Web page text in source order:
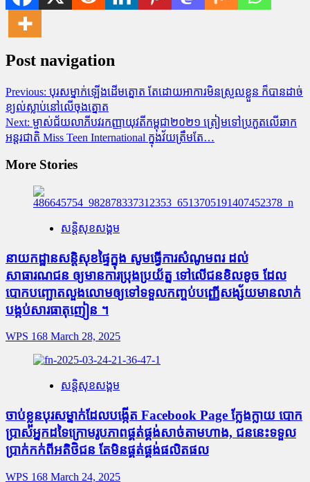
Post navigation
Previous: បុរសម្នាក់ឡើងដើមត្នោត តែដោយអាការមិនស្រួលខ្លួន ក៏បានដាច់
ខ្យល់ស្លាប់នៅលើចុងត្នោត
Next: ម្ចាស់ជ័យលាភីបវរកញ្ញាយុវតីកម្ពុជា២០២១ ត្រៀមទៅប្រកួតលើឆាក
អន្តរជាតិ Miss Teen International ក្នុងវ័យត្រឹមតែ…
More Stories
សន្តិសុខសង្គម
នាយកដ្ឋានសន្តិសុខផ្ទៃក្នុង សូមធ្វើការសំណូមពរ ដល់
សាធារណជន ឲ្យមានការប្រុងប្រយ័ត្ន ទៅលើជនខិលខូច ដែល
បោកបញ្ឆោតលួងលោមឲ្យទៅទទួលកញ្ចប់បញ្ញើសង្ស័យមានលាក់
បង្កប់សារធាតុញៀន ។
WPS 168 March 28, 2025
សន្តិសុខសង្គម
ចាប់ខ្លួនបុរសម្នាក់ដែលបង្កើត Facebook Page ក្លែងក្លាយ បោក
ប្រាស់អ្នកដទៃក្រោមរូបភាពផ្គត់ផ្គង់សាច់តាមហាង, ជននេះទទួល
ប្រាក់កក់ពីអតិថិជន តែមិនផ្គត់ផ្គង់ផលិតផល
WPS 168 March 24, 2025